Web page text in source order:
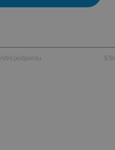
podporou S